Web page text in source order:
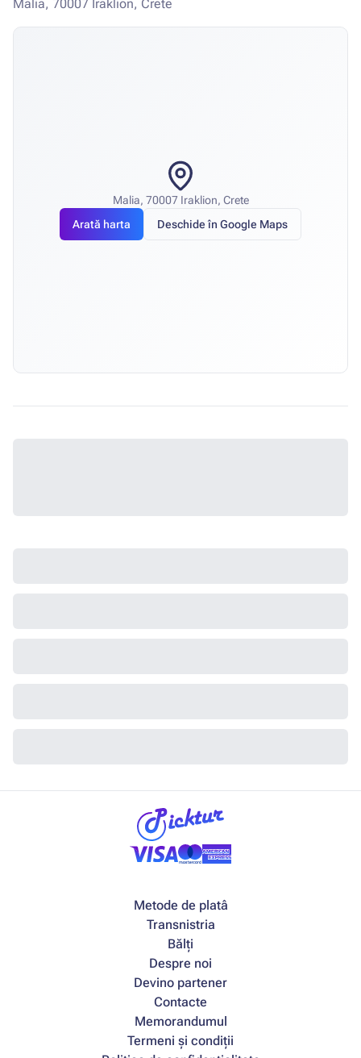
Malia, 70007 Iraklion, Crete
Malia, 70007 Iraklion, Crete
Arată harta
Deschide în Google Maps
Metode de platâ
Transnistria
Bălți
Despre noi
Devino partener
Contacte
Memorandumul
Termeni și condiții